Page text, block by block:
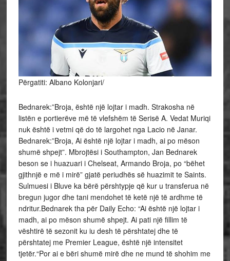
Përgatiti: Albano Kolonjari/
Bednarek:”Broja, është një lojtar i madh. Strakosha në
listën e portierëve më të vlefshëm të Serisë A. Vedat Muriqi
nuk është i vetmi që do të largohet nga Lacio në Janar.
Bednarek:”Broja, Ai është një lojtar i madh, ai po mëson
shumë shpejt”. Mbrojtësi i Southampton, Jan Bednarek
beson se i huazuari i Chelseat, Armando Broja, po “bëhet
gjithnjë e më i mirë” gjatë periudhës së huazimit te Saints.
Sulmuesi i Bluve ka bërë përshtypje që kur u transferua në
bregun jugor dhe tani mendohet të ketë një të ardhme të
ndritur.Bednarek tha për Daily Echo: “Ai është një lojtar i
madh, ai po mëson shumë shpejt. Ai pati një fillim të
vështirë të sezonit ku iu desh të përshtatej dhe të
përshtatej me Premier League, është një intensitet
tjetër.“Por ai e bëri shumë mirë dhe ne mund të shohim me